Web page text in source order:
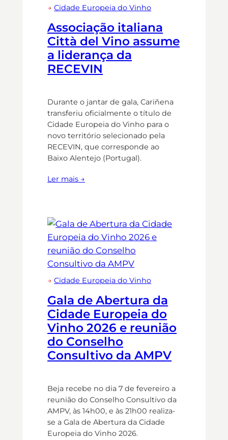
→Cidade Europeia do Vinho
Associação italiana
Città del Vino assume
a liderança da
RECEVIN
Durante o jantar de gala, Cariñena
transferiu oficialmente o título de
Cidade Europeia do Vinho para o
novo território selecionado pela
RECEVIN, que corresponde ao
Baixo Alentejo (Portugal).
Ler mais →
→Cidade Europeia do Vinho
Gala de Abertura da
Cidade Europeia do
Vinho 2026 e reunião
do Conselho
Consultivo da AMPV
Beja recebe no dia 7 de fevereiro a
reunião do Conselho Consultivo da
AMPV, às 14h00, e às 21h00 realiza-
se a Gala de Abertura da Cidade
Europeia do Vinho 2026.